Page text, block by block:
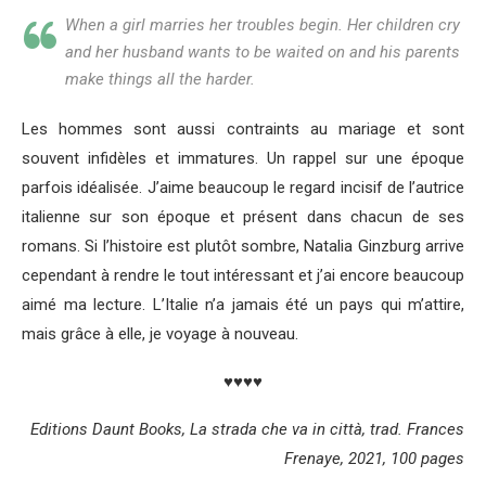
When a girl marries her troubles begin. Her children cry
and her husband wants to be waited on and his parents
make things all the harder.
Les hommes sont aussi contraints au mariage et sont
souvent infidèles et immatures. Un rappel sur une époque
parfois idéalisée. J’aime beaucoup le regard incisif de l’autrice
italienne sur son époque et présent dans chacun de ses
romans. Si l’histoire est plutôt sombre, Natalia Ginzburg arrive
cependant à rendre le tout intéressant et j’ai encore beaucoup
aimé ma lecture. L’Italie n’a jamais été un pays qui m’attire,
mais grâce à elle, je voyage à nouveau.
♥♥♥♥
Editions Daunt Books, La strada che va in città, trad. Frances
Frenaye, 2021, 100 pages